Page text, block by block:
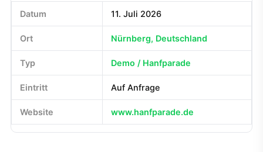
Datum 11. Juli 2026
Ort Nürnberg, Deutschland
Typ Demo / Hanfparade
Eintritt Auf Anfrage
Website www.hanfparade.de